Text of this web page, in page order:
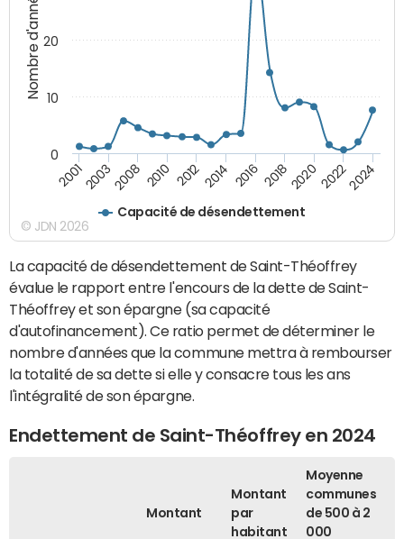
Nombre d'années
Capacité de désendettement
200120032008 2010 2012 2014 2016 2018202020222024
0
10
20
© JDN 2026
La capacité de désendettement de Saint-Théoffrey
évalue le rapport entre l'encours de la dette de Saint-
Théoffrey et son épargne (sa capacité
d'autofinancement). Ce ratio permet de déterminer le
nombre d'années que la commune mettra à rembourser
la totalité de sa dette si elle y consacre tous les ans
l'intégralité de son épargne.
Endettement de Saint-Théoffrey en 2024
Montant
Montant
par
habitant
Moyenne
communes
de 500 à 2
000